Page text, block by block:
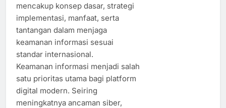
mencakup konsep dasar, strategi
implementasi, manfaat, serta
tantangan dalam menjaga
keamanan informasi sesuai
standar internasional.
Keamanan informasi menjadi salah
satu prioritas utama bagi platform
digital modern. Seiring
meningkatnya ancaman siber,